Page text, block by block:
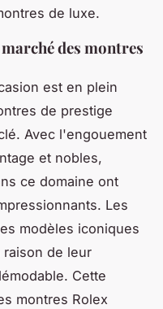
de luxe.
des montres
est en plein
de prestige
Avec l'engouement
et nobles,
ce domaine ont
Les
modèles iconiques
de leur
Cette
montres Rolex